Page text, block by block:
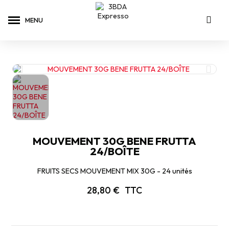
MOUVEMENT 30G BENE FRUTTA
24/BOÎTE
FRUITS SECS MOUVEMENT MIX 30G - 24 unités
28,80 € TTC